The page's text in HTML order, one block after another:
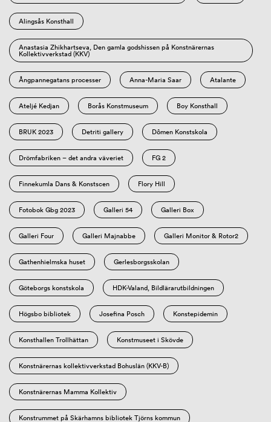
Alingsås Konsthall
Anastasia Zhikhartseva, Den gamla godshissen på Konstnärernas
Kollektivverkstad (KKV)
Ångpannegatans processer Anna-Maria Saar Atalante
Ateljé Kedjan Borås Konstmuseum Boy Konsthall
BRUK 2023 Detriti gallery Dômen Konstskola
Drömfabriken – det andra väveriet FG 2
Finnekumla Dans & Konstscen Flory Hill
Fotobok Gbg 2023 Galleri 54 Galleri Box
Galleri Four Galleri Majnabbe Galleri Monitor & Rotor2
Gathenhielmska huset Gerlesborgsskolan
Göteborgs konstskola HDK-Valand, Bildlärarutbildningen
Högsbo bibliotek Josefina Posch Konstepidemin
Konsthallen Trollhättan Konstmuseet i Skövde
Konstnärernas kollektivverkstad Bohuslän (KKV-B)
Konstnärernas Mamma Kollektiv
Konstrummet på Skärhamns bibliotek Tjörns kommun